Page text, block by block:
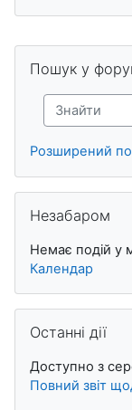
Пошук у
Знайти
Розширений
Незабаром
Немає подій у
Календар
Останні дії
Доступно з
Повний звіт